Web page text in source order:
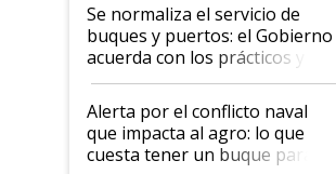
Se normaliza el servicio de
buques y puertos: el Gobierno
acuerda con los prácticos y
suspende el decreto de
desregulación
Alerta por el conflicto naval
que impacta al agro: lo que
cuesta tener un buque parado